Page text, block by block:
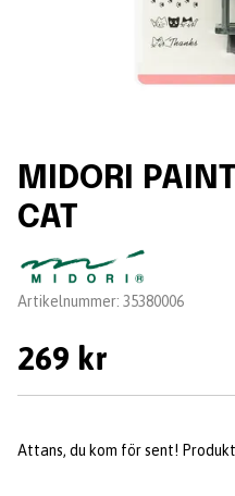
MIDORI
CAT
Leverantör:
Artikelnummer: 35380006
269 kr
Attans, du kom för sent!